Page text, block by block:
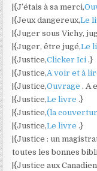
|{J’étais à sa merci,
|{Jeux dangereux,Le
|{Juger sous Vichy,
|{Juger, être jugé,Le
|{Justice,Clicker Ici.}
|{Justice,A voir et à
|{Justice,Ouvrage. A
|{Justice,Le livre.}
|{Justice,(la
|{Justice,Le livre.}
|{Justice : un
toutes les bonnes
|{Justice aux